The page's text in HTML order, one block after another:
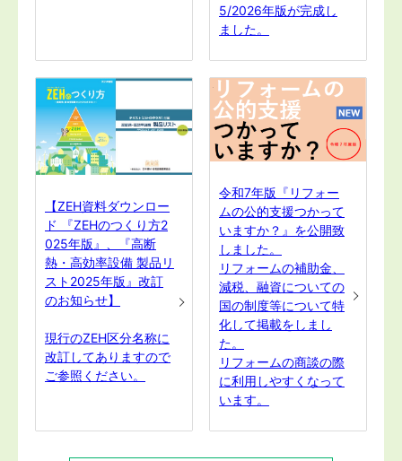
5/2026年版が完成し
ました。
【ZEH資料ダウンロー
ド 『ZEHのつくり方2
025年版』、『高断
熱・高効率設備 製品リ
スト2025年版』改訂
のお知らせ】
現行のZEH区分名称に
改訂してありますので
ご参照ください。
令和7年版『リフォー
ムの公的支援つかって
いますか？』を公開致
しました。
リフォームの補助金、
減税、融資についての
国の制度等について特
化して掲載をしまし
た。
リフォームの商談の際
に利用しやすくなって
います。